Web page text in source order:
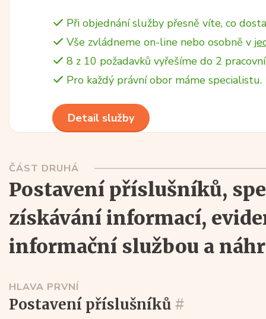
Při objednání služby přesně víte, co
Vše zvládneme on-line nebo osobně v
8 z 10 požadavků vyřešíme do 2
Pro každý právní obor máme specialistu.
Detail služby
ČÁST DRUHÁ
postavení příslušníků, specifické prostředky
získávání informací,
informační službou a
HLAVA PRVNÍ
postavení příslušníků #